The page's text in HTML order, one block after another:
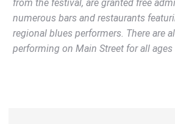
from the festival, are granted free
numerous bars and restaurants
regional blues performers. There are
performing on Main Street for all ages